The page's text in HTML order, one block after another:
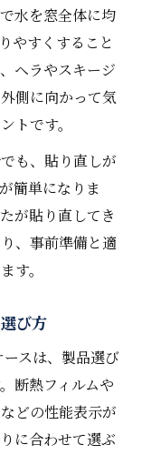
水を窓全体に均
やすくすること
ヘラやスキージ
側に向かって気
トです。
も、貼り直しが
簡単になりま
が貼り直してき
、事前準備と適
す。
び方
ースは、製品選び
断熱フィルムや
どの性能表示が
に合わせて選ぶ